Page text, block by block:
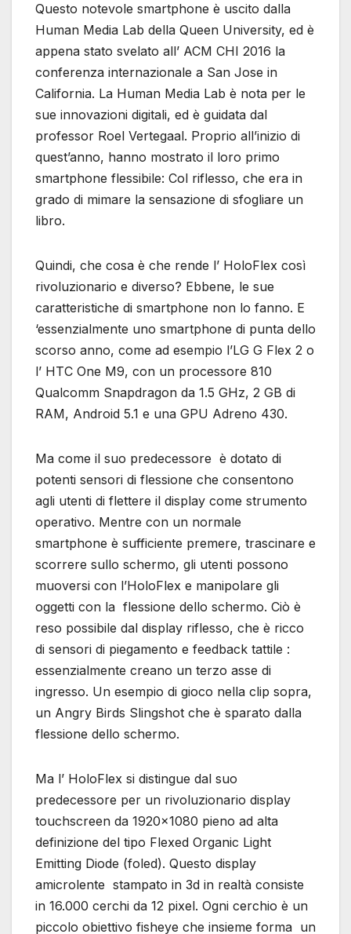
Questo notevole smartphone è uscito dalla
Human Media Lab della Queen University, ed è
appena stato svelato all’ ACM CHI 2016 la
conferenza internazionale a San Jose in
California. La Human Media Lab è nota per le
sue innovazioni digitali, ed è guidata dal
professor Roel Vertegaal. Proprio all’inizio di
quest’anno, hanno mostrato il loro primo
smartphone flessibile: Col riflesso, che era in
grado di mimare la sensazione di sfogliare un
libro.
Quindi, che cosa è che rende l’ HoloFlex così
rivoluzionario e diverso? Ebbene, le sue
caratteristiche di smartphone non lo fanno. E
‘essenzialmente uno smartphone di punta dello
scorso anno, come ad esempio l’LG G Flex 2 o
l’ HTC One M9, con un processore 810
Qualcomm Snapdragon da 1.5 GHz, 2 GB di
RAM, Android 5.1 e una GPU Adreno 430.
Ma come il suo predecessore è dotato di
potenti sensori di flessione che consentono
agli utenti di flettere il display come strumento
operativo. Mentre con un normale
smartphone è sufficiente premere, trascinare e
scorrere sullo schermo, gli utenti possono
muoversi con l’HoloFlex e manipolare gli
oggetti con la flessione dello schermo. Ciò è
reso possibile dal display riflesso, che è ricco
di sensori di piegamento e feedback tattile :
essenzialmente creano un terzo asse di
ingresso. Un esempio di gioco nella clip sopra,
un Angry Birds Slingshot che è sparato dalla
flessione dello schermo.
Ma l’ HoloFlex si distingue dal suo
predecessore per un rivoluzionario display
touchscreen da 1920×1080 pieno ad alta
definizione del tipo Flexed Organic Light
Emitting Diode (foled). Questo display
amicrolente stampato in 3d in realtà consiste
in 16.000 cerchi da 12 pixel. Ogni cerchio è un
piccolo obiettivo fisheye che insieme forma un